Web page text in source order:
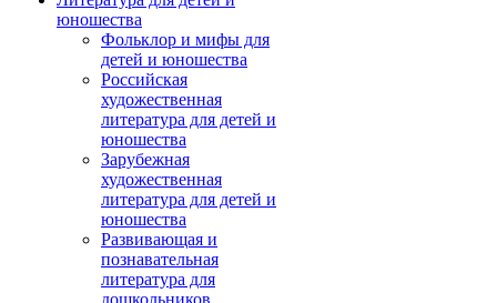
юношества
Фольклор и мифы для
детей и юношества
Российская
художественная
литература для детей и
юношества
Зарубежная
художественная
литература для детей и
юношества
Развивающая и
познавательная
литература для
дошкольников